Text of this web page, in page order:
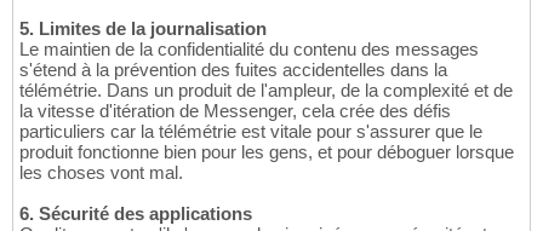
5. Limites de la journalisation
Le maintien de la confidentialité du contenu des messages
s'étend à la prévention des fuites accidentelles dans la
télémétrie. Dans un produit de l'ampleur, de la complexité et de
la vitesse d'itération de Messenger, cela crée des défis
particuliers car la télémétrie est vitale pour s'assurer que le
produit fonctionne bien pour les gens, et pour déboguer lorsque
les choses vont mal.
6. Sécurité des applications